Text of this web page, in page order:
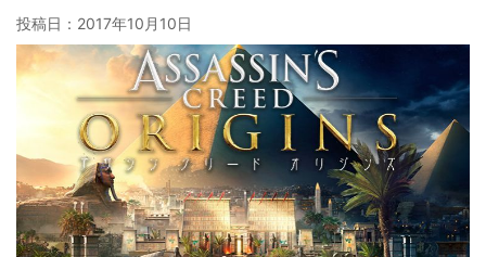
投稿日： 2017年10月10日